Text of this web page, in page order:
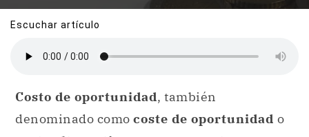
Escuchar artículo
Costo de oportunidad, también
denominado como coste de oportunidad o